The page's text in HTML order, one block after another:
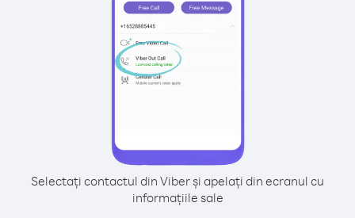
Selectați contactul din Viber și apelați din ecranul cu
informațiile sale